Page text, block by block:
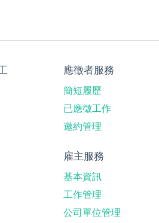
應徵者服務
簡短履歷
已應徵工作
邀約管理
雇主服務
基本資訊
工作管理
公司單位管理